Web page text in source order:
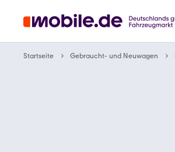
Startseite Gebraucht- und Neuwagen